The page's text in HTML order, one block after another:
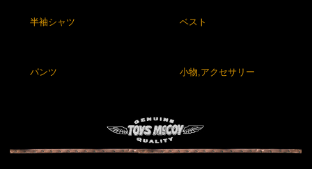
半袖シャツ ベスト
パンツ 小物,アクセサリー